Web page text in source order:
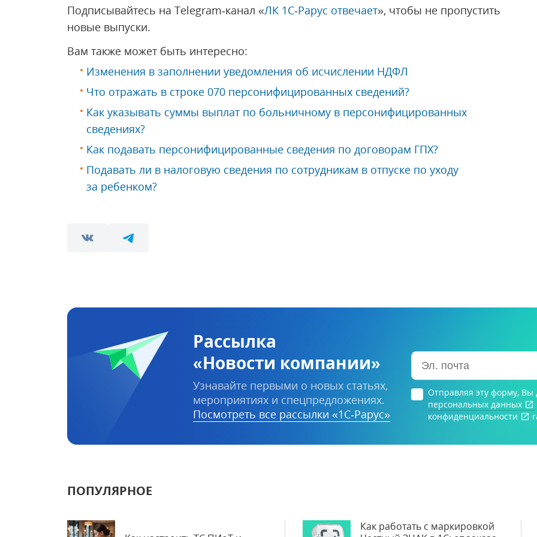
Подписывайтесь на Telegram‑канал «ЛК 1С‑Рарус отвечает», чтобы не пропустить
новые выпуски.
Вам также может быть интересно:
Изменения в заполнении уведомления об исчислении НДФЛ
Что отражать в строке 070 персонифицированных сведений?
Как указывать суммы выплат по больничному в персонифицированных
сведениях?
Как подавать персонифицированные сведения по договорам ГПХ?
Подавать ли в налоговую сведения по сотрудникам в отпуске по уходу
за ребенком?
Рассылка
«Новости компании»
Узнавайте первыми о новых статьях,
мероприятиях и спецпредложениях.
Посмотреть все рассылки «1С‑Рарус»
Отправляя эту форму, Вы
персональных данных
конфиденциальности
ПОПУЛЯРНОЕ
Как работать с маркировкой